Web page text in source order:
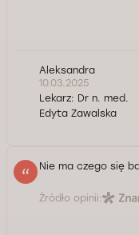
Aleksandra
10.03.2025
Lekarz: Dr n. med.
Edyta Zawalska
Nie ma czego się
Źródło opinii: